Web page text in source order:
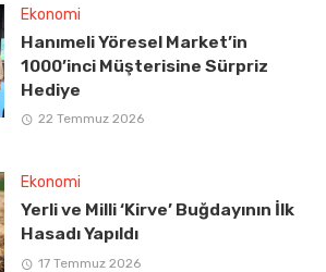
Ekonomi
Hanımeli Yöresel Market’in
1000’inci Müşterisine Sürpriz
Hediye
22 Temmuz 2026
Ekonomi
Yerli ve Milli ‘Kirve’ Buğdayının İlk
Hasadı Yapıldı
17 Temmuz 2026